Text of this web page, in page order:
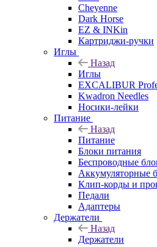
Cheyenne
Dark Horse
EZ & INKin
Картриджи-ручки
Иглы
Назад
Иглы
EXCALIBUR
Kwadron Needles
Носики-лейки
Питание
Назад
Питание
Блоки питания
Беспроводные
Аккумуляторные
Клип-корды и
Педали
Адаптеры
Держатели
Назад
Держатели